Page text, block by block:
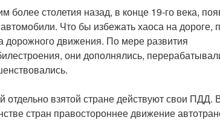
более столетия назад, в конце 19-го века,
Что бы избежать хаоса на дороге,
дорожного движения. По мере развития
они дополнялись,
отдельно взятой стране действуют свои ПДД.
стран правостороннее движение